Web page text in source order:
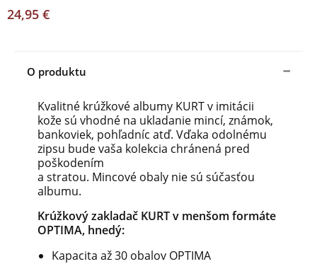
24,95 €
O produktu
Kvalitné krúžkové albumy KURT v imitácii
kože sú vhodné na ukladanie mincí, známok,
bankoviek, pohľadníc atď. Vďaka odolnému
zipsu bude vaša kolekcia chránená pred
poškodením
a stratou. Mincové obaly nie sú súčasťou
albumu.
Krúžkový zakladač KURT v menšom formáte
OPTIMA, hnedý:
Kapacita až 30 obalov OPTIMA